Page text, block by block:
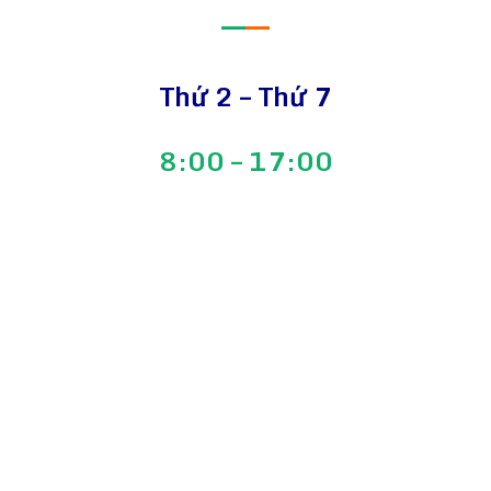
——
Thứ 2 – Thứ 7
8:00 – 17:00